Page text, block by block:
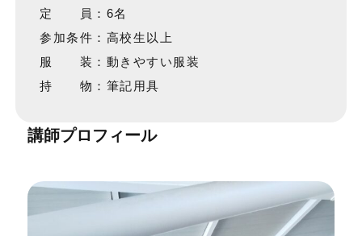
定 員：6名
参加条件：高校生以上
服 装：動きやすい服装
持 物：筆記用具
講師プロフィール